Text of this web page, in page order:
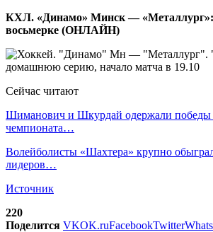
КХЛ. «Динамо» Минск — «Металлург»:
восьмерке (ОНЛАЙН)
Сейчас читают
Шиманович и Шкурдай одержали победы
чемпионата…
Волейболисты «Шахтера» крупно
лидеров…
Источник
220
Поделится VKOK.ruFacebookTwitter